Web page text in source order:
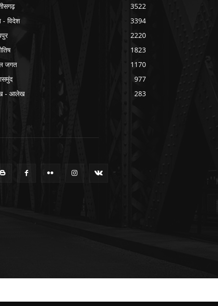
3522
- विदेश
3394
2220
1823
जगत
1170
977
- आलेख
283